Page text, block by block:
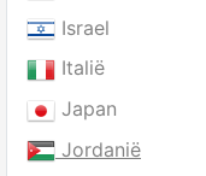
Israel
Italië
Japan
Jordanië